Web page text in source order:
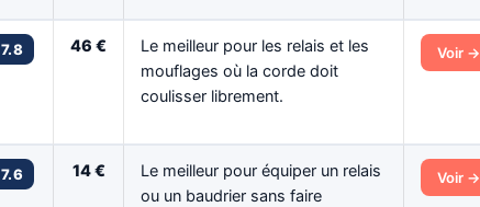
7.8 46 €
Le meilleur pour les relais et les
mouflages où la corde doit
coulisser librement.
Voir →
7.6 14 €
Le meilleur pour équiper un relais
ou un baudrier sans faire
Voir →